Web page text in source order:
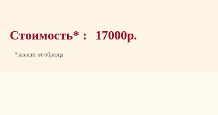
Стоимость* : 17000р.
*зависит от образца